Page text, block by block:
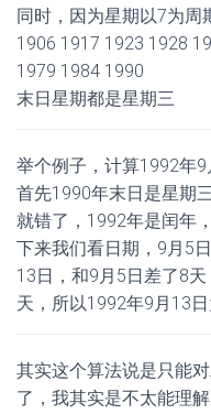
同时，因为星期以7为周
1906 1917 1923 1928
1979 1984 1990
末日星期都是星期三
举个例子，计算1992年9
首先1990年末日是星期
就错了，1992年是闰年
下来我们看日期，9月5
13日，和9月5日差了8
天，所以1992年9月13日
其实这个算法说是只能
了，我其实是不太能理